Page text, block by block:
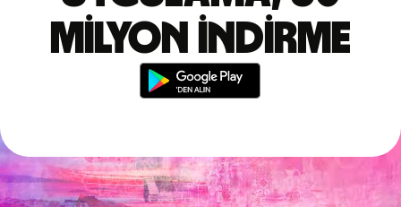
milyon indirme